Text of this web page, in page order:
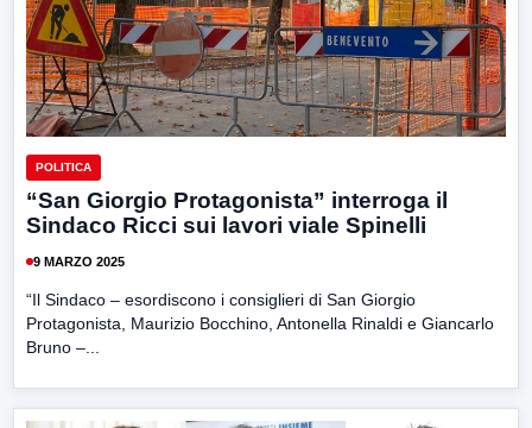
POLITICA
“San Giorgio Protagonista” interroga il
Sindaco Ricci sui lavori viale Spinelli
9 MARZO 2025
“Il Sindaco – esordiscono i consiglieri di San Giorgio
Protagonista, Maurizio Bocchino, Antonella Rinaldi e Giancarlo
Bruno –...